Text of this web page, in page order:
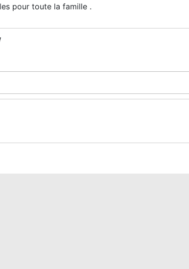
pour toute la famille .